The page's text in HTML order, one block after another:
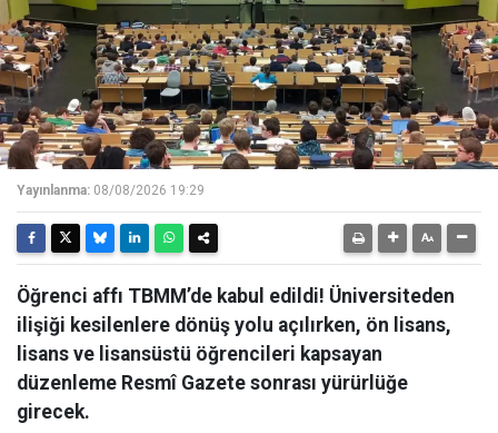
Yayınlanma: 08/08/2026 19:29
Öğrenci affı TBMM’de kabul edildi! Üniversiteden
ilişiği kesilenlere dönüş yolu açılırken, ön lisans,
lisans ve lisansüstü öğrencileri kapsayan
düzenleme Resmî Gazete sonrası yürürlüğe
girecek.